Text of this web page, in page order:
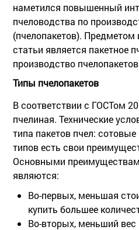
наметился повышенный
пчеловодства по
(пчелопакетов). Предметом
статьи является пакетное
производство
Типы пчелопакетов
В соответствии с ГОСТом
пчелиная. Технические
типа пакетов пчел:
типов есть свои
Основными
являются:
Во-первых, меньшая
купить большее
Во-вторых, меньший вес